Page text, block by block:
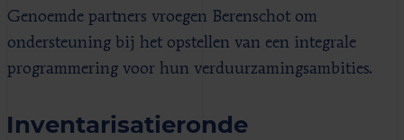
Genoemde partners vroegen Berenschot om
ondersteuning bij het opstellen van een integrale
programmering voor hun verduurzamingsambities.
Inventarisatieronde